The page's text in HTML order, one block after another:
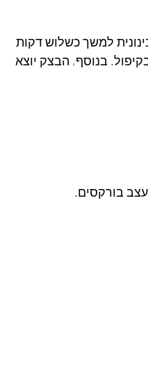
למשך כשלוש דקות
בנוסף, הבצק יוצא
בורקסים.